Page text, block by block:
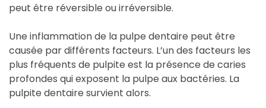
peut être réversible ou irréversible.
Une inflammation de la pulpe dentaire peut être
causée par différents facteurs. L’un des facteurs les
plus fréquents de pulpite est la présence de caries
profondes qui exposent la pulpe aux bactéries. La
pulpite dentaire survient alors.